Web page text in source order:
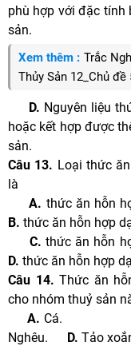
phù hợp với đặc
sản.
Xem thêm : Trắc
Thủy Sản 12_Chủ
D. Nguyên liệu
hoặc kết hợp được
sản.
Câu 13. Loại thức
là
A. thức ăn hỗn
B. thức ăn hỗn hợp
C. thức ăn hỗn
D. thức ăn hỗn hợp
Câu 14. Thức ăn
cho nhóm thuỷ sản
A. Cá.
Nghêu.
D. Tảo